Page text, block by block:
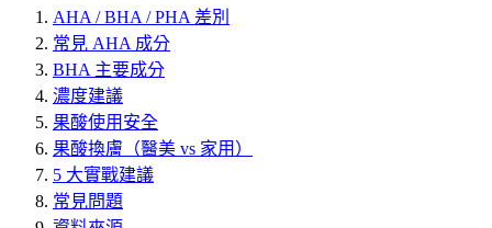
AHA / BHA / PHA 差別
常見 AHA 成分
BHA 主要成分
濃度建議
果酸使用安全
果酸換膚（醫美 vs 家用）
5 大實戰建議
常見問題